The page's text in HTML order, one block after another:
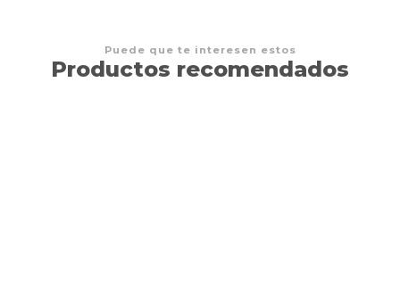
Puede que te interesen estos
Productos recomendados